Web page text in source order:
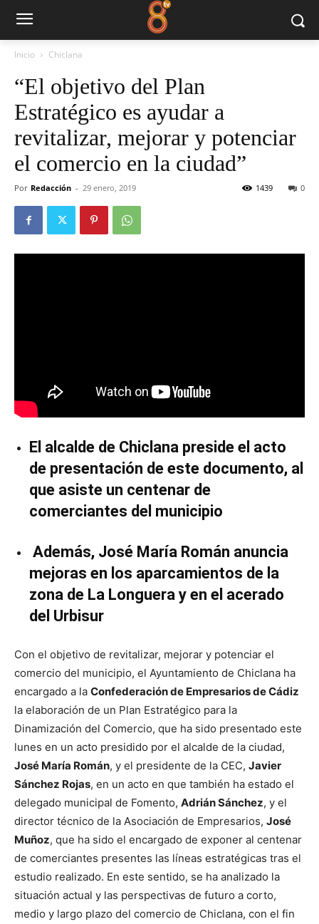
Inicio Chiclana
“El objetivo del Plan
Estratégico es ayudar a
revitalizar, mejorar y potenciar
el comercio en la ciudad”
Por Redacción - 29 enero, 2019 0
1439
El alcalde de Chiclana preside el acto
de presentación de este documento, al
que asiste un centenar de
comerciantes del municipio
Además, José María Román anuncia
mejoras en los aparcamientos de la
zona de La Longuera y en el acerado
del Urbisur
Con el objetivo de revitalizar, mejorar y potenciar el
comercio del municipio, el Ayuntamiento de Chiclana ha
encargado a la Confederación de Empresarios de Cádiz
la elaboración de un Plan Estratégico para la
Dinamización del Comercio, que ha sido presentado este
lunes en un acto presidido por el alcalde de la ciudad,
José María Román, y el presidente de la CEC, Javier
Sánchez Rojas, en un acto en que también ha estado el
delegado municipal de Fomento, Adrián Sánchez, y el
director técnico de la Asociación de Empresarios, José
Muñoz, que ha sido el encargado de exponer al centenar
de comerciantes presentes las líneas estratégicas tras el
estudio realizado. En este sentido, se ha analizado la
situación actual y las perspectivas de futuro a corto,
medio y largo plazo del comercio de Chiclana, con el fin